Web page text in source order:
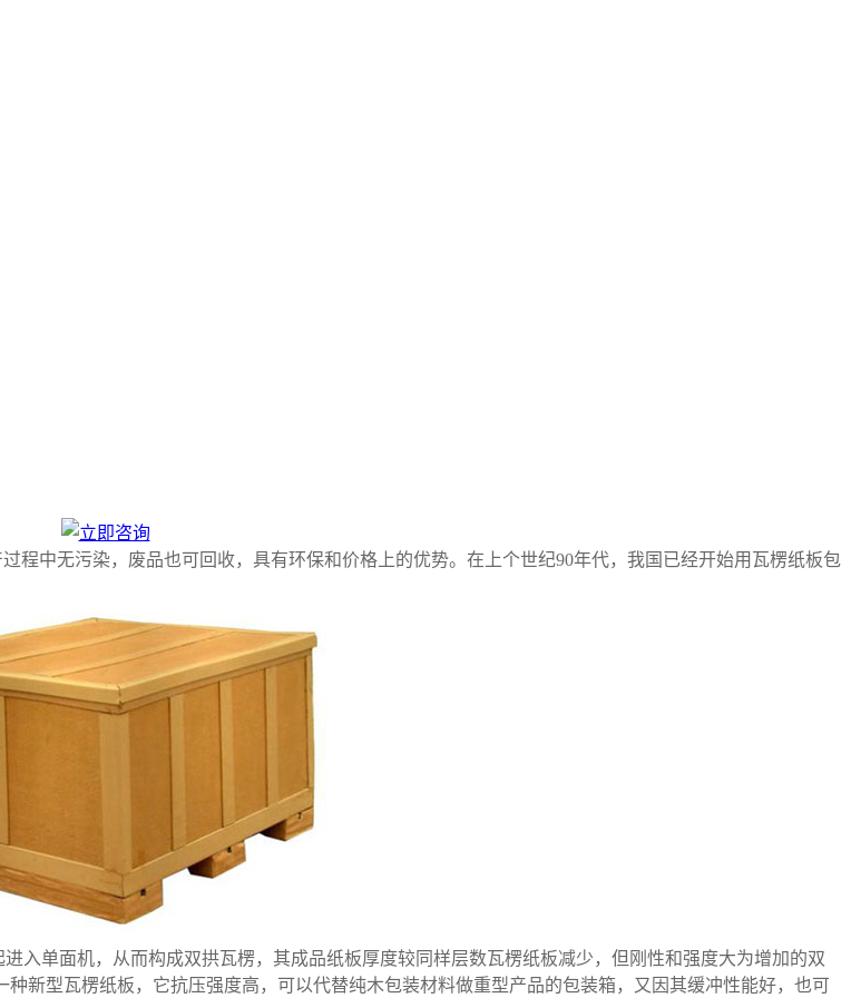
中无污染，废品也可回收，具有环保和价格上的优势。在上个世纪90年代，我国已经开始用瓦楞纸板包
单面机，从而构成双拱瓦楞，其成品纸板厚度较同样层数瓦楞纸板减少，但刚性和强度大为增加的双
新型瓦楞纸板，它抗压强度高，可以代替纯木包装材料做重型产品的包装箱，又因其缓冲性能好，也可